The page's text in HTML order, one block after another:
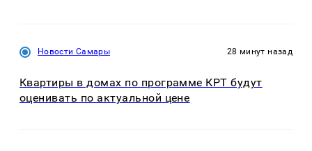
Новости Самары 28 минут назад
Квартиры в домах по программе КРТ будут
оценивать по актуальной цене